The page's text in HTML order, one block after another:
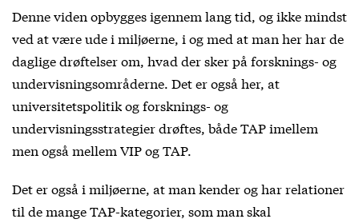
Denne viden opbygges igennem lang tid, og ikke mindst
ved at være ude i miljøerne, i og med at man her har de
daglige drøftelser om, hvad der sker på forsknings- og
undervisningsområderne. Det er også her, at
universitetspolitik og forsknings- og
undervisningsstrategier drøftes, både TAP imellem
men også mellem VIP og TAP.
Det er også i miljøerne, at man kender og har relationer
til de mange TAP-kategorier, som man skal